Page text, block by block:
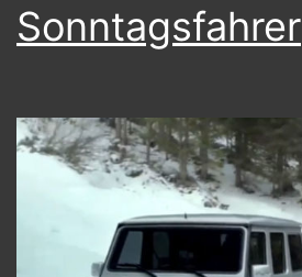
Sonntagsfahrer